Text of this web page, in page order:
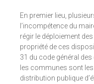
En premier lieu,
l’incompétence du
régir le déploiement
propriété de ces
31 du code général
les communes sont
distribution publique